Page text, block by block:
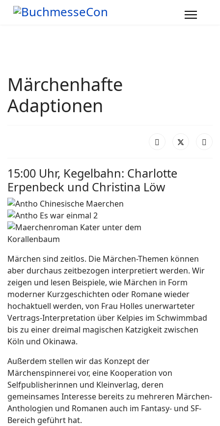
Märchenhafte
Adaptionen
15:00 Uhr, Kegelbahn: Charlotte
Erpenbeck und Christina Löw
Märchen sind zeitlos. Die Märchen-Themen können
aber durchaus zeitbezogen interpretiert werden. Wir
zeigen und lesen Beispiele, wie Märchen in Form
moderner Kurzgeschichten oder Romane wieder
hochaktuell werden, von Frau Holles unerwarteter
Vertrags-Interpretation über Kelpies im Schwimmbad
bis zu einer dreimal magischen Katzigkeit zwischen
Köln und Okinawa.
Außerdem stellen wir das Konzept der
Märchenspinnerei vor, eine Kooperation von
Selfpublisherinnen und Kleinverlag, deren
gemeinsames Interesse bereits zu mehreren Märchen-
Anthologien und Romanen auch im Fantasy- und SF-
Bereich geführt hat.